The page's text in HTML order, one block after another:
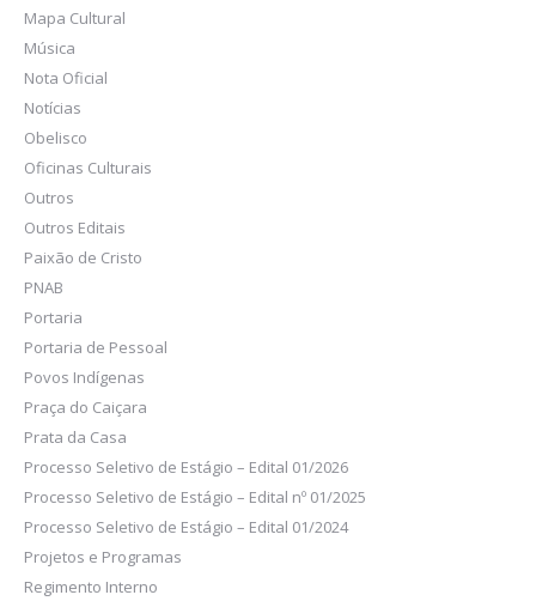
Mapa Cultural
Música
Nota Oficial
Notícias
Obelisco
Oficinas Culturais
Outros
Outros Editais
Paixão de Cristo
PNAB
Portaria
Portaria de Pessoal
Povos Indígenas
Praça do Caiçara
Prata da Casa
Processo Seletivo de Estágio – Edital 01/2026
Processo Seletivo de Estágio – Edital nº 01/2025
Processo Seletivo de Estágio – Edital 01/2024
Projetos e Programas
Regimento Interno